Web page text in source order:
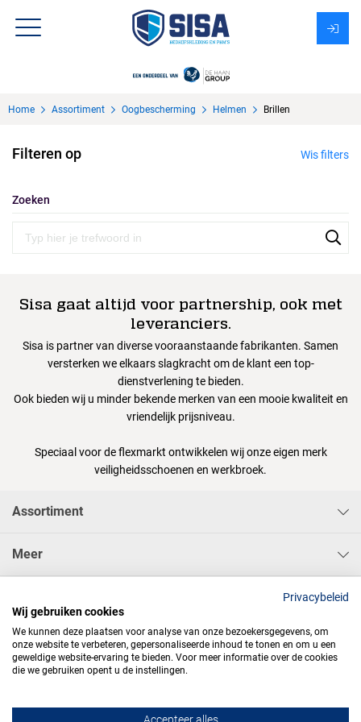
Over Sisa
KMS
Uitzendbureau?
Home Assortiment Oogbescherming Helmen Brillen
Filteren op Wis filters
Zoeken
Sisa gaat altijd voor partnership, ook met
leveranciers.
Sisa is partner van diverse vooraanstaande fabrikanten. Samen
versterken we elkaars slagkracht om de klant een top-
dienstverlening te bieden.
Ook bieden wij u minder bekende merken van een mooie kwaliteit en
vriendelijk prijsniveau.
Speciaal voor de flexmarkt ontwikkelen wij onze eigen merk
veiligheidsschoenen en werkbroek.
Assortiment
Meer
Privacybeleid
Wij gebruiken cookies
We kunnen deze plaatsen voor analyse van onze bezoekersgegevens, om
onze website te verbeteren, gepersonaliseerde inhoud te tonen en om u een
geweldige website-ervaring te bieden. Voor meer informatie over de cookies
die we gebruiken opent u de instellingen.